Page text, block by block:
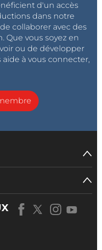
d'un accès
dans notre
collaborer avec des
Que vous soyez en
ou de développer
à vous connecter,